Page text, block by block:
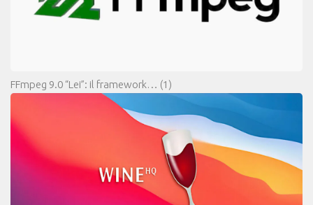
FFmpeg 9.0 “Lei”: il framework… (1)